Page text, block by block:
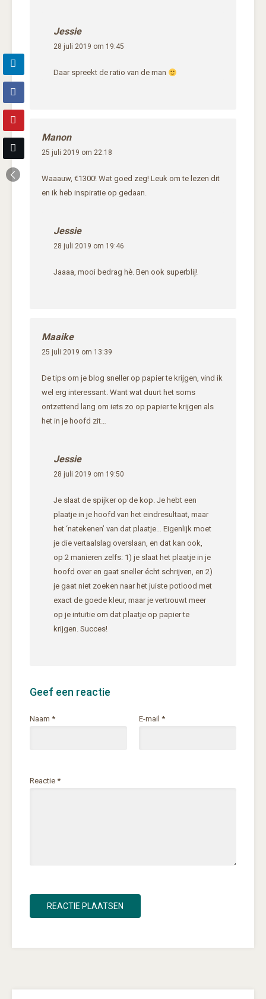
Jessie
28 juli 2019 om 19:45
Daar spreekt de ratio van de man
Manon
25 juli 2019 om 22:18
Waaauw, €1300! Wat goed zeg! Leuk om te lezen dit
en ik heb inspiratie op gedaan.
Jessie
28 juli 2019 om 19:46
Jaaaa, mooi bedrag hè. Ben ook superblij!
Maaike
25 juli 2019 om 13:39
De tips om je blog sneller op papier te krijgen, vind ik
wel erg interessant. Want wat duurt het soms
ontzettend lang om iets zo op papier te krijgen als
het in je hoofd zit…
Jessie
28 juli 2019 om 19:50
Je slaat de spijker op de kop. Je hebt een
plaatje in je hoofd van het eindresultaat, maar
het ‘natekenen’ van dat plaatje… Eigenlijk moet
je die vertaalslag overslaan, en dat kan ook,
op 2 manieren zelfs: 1) je slaat het plaatje in je
hoofd over en gaat sneller écht schrijven, en 2)
je gaat niet zoeken naar het juiste potlood met
exact de goede kleur, maar je vertrouwt meer
op je intuïtie om dat plaatje op papier te
krijgen. Succes!
Geef een reactie
Naam * E-mail *
Reactie *